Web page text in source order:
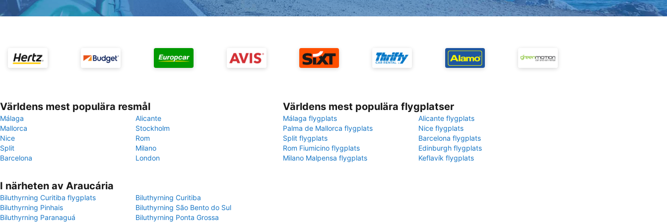
Världens mest populära resmål
Málaga
Alicante
Mallorca
Stockholm
Nice
Rom
Split
Milano
Barcelona
London
Världens mest populära flygplatser
Málaga flygplats
Alicante flygplats
Palma de Mallorca flygplats
Nice flygplats
Split flygplats
Barcelona flygplats
Rom Fiumicino flygplats
Edinburgh flygplats
Milano Malpensa flygplats
Keflavík flygplats
I närheten av Araucária
Biluthyrning Curitiba flygplats
Biluthyrning Curitiba
Biluthyrning Pinhais
Biluthyrning São Bento do Sul
Biluthyrning Paranaguá
Biluthyrning Ponta Grossa